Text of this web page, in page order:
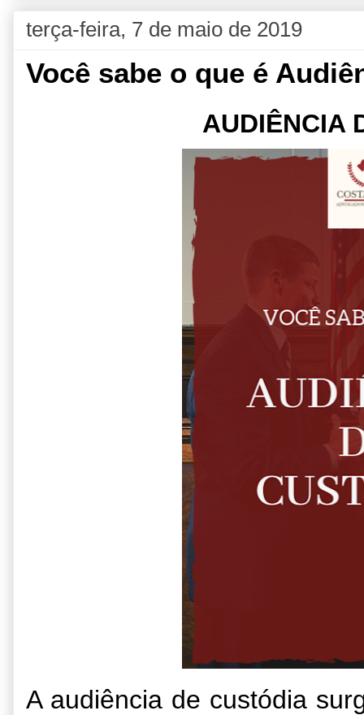
terça-feira, 7 de maio de 2019
Você sabe o que é
AUDIÊNCIA
A audiência de custódia